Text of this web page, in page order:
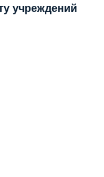
учреждений